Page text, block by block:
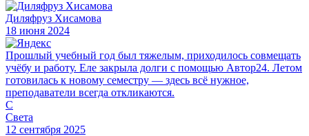
Диляфруз Хисамова
18 июня 2024
Прошлый учебный год был тяжелым, приходилось совмещать
учёбу и работу. Еле закрыла долги с помощью Автор24. Летом
готовилась к новому семестру — здесь всё нужное,
преподаватели всегда откликаются.
С
Света
12 сентября 2025